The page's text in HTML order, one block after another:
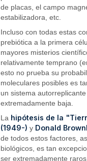
de placas, el campo
estabilizadora, etc.
Incluso con todas estas
prebiótica a la primera
mayores misterios
relativamente temprano
esto no prueba su
moleculares posibles es
un sistema
extremadamente baja.
La hipótesis de la
(1949-) y Donald
de todos estos factores,
biológicos, es tan
ser extremadamente raros.